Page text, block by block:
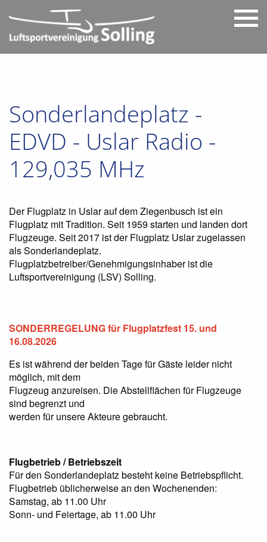
Sonderlandeplatz -
EDVD - Uslar Radio -
129,035 MHz
Der Flugplatz in Uslar auf dem Ziegenbusch ist ein
Flugplatz mit Tradition. Seit 1959 starten und landen dort
Flugzeuge. Seit 2017 ist der Flugplatz Uslar zugelassen
als Sonderlandeplatz.
Flugplatzbetreiber/Genehmigungsinhaber ist die
Luftsportvereinigung (LSV) Solling.
SONDERREGELUNG für Flugplatzfest 15. und
16.08.2026
Es ist während der beiden Tage für Gäste leider nicht
möglich, mit dem
Flugzeug anzureisen. Die Abstellflächen für Flugzeuge
sind begrenzt und
werden für unsere Akteure gebraucht.
Flugbetrieb / Betriebszeit
Für den Sonderlandeplatz besteht keine Betriebspflicht.
Flugbetrieb üblicherweise an den Wochenenden:
Samstag, ab 11.00 Uhr
Sonn- und Feiertage, ab 11.00 Uhr